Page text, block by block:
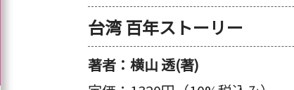
台湾 百年ストーリー
著者：横山 透(著)